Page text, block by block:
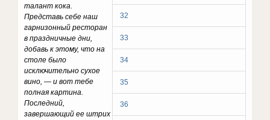
32
33
34
35
36
талант кока.
Представь себе наш
гарнизонный ресторан
в праздничные дни,
добавь к этому, что на
столе было
исключительно сухое
вино, — и вот тебе
полная картина.
Последний,
завершающий ее штрих